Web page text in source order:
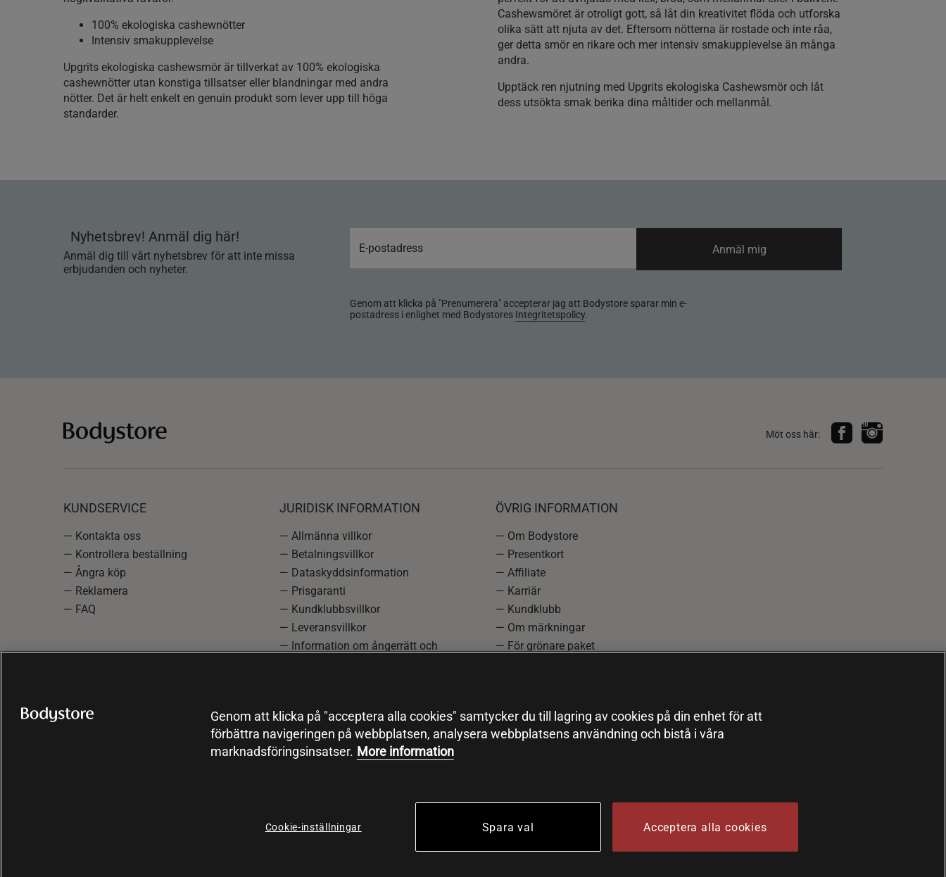
100% ekologiska cashewnötter
Intensiv smakupplevelse
Upgrits ekologiska cashewsmör är tillverkat av 100% ekologiska
cashewnötter utan konstiga tillsatser eller blandningar med andra
nötter. Det är helt enkelt en genuin produkt som lever upp till höga
standarder.
Cashewsmöret är otroligt gott, så låt din kreativitet flöda och utforska
olika sätt att njuta av det. Eftersom nötterna är rostade och inte råa,
ger detta smör en rikare och mer intensiv smakupplevelse än många
andra.
Upptäck ren njutning med Upgrits ekologiska Cashewsmör och låt
dess utsökta smak berika dina måltider och mellanmål.
Nyhetsbrev! Anmäl dig här!
Anmäl dig till vårt nyhetsbrev för att inte missa
erbjudanden och nyheter.
Genom att klicka på "Prenumerera" accepterar jag att Bodystore sparar min e-
postadress i enlighet med Bodystores Integritetspolicy.
Anmäl mig
Möt oss här:
KUNDSERVICE
— Kontakta oss
— Kontrollera beställning
— Ångra köp
— Reklamera
— FAQ
JURIDISK INFORMATION
— Allmänna villkor
— Betalningsvillkor
— Dataskyddsinformation
— Prisgaranti
— Kundklubbsvillkor
— Leveransvillkor
— Information om ångerrätt och
ÖVRIG INFORMATION
— Om Bodystore
— Presentkort
— Affiliate
— Karriär
— Kundklubb
— Om märkningar
— För grönare paket
Genom att klicka på "acceptera alla cookies" samtycker du till lagring av cookies på din enhet för att
förbättra navigeringen på webbplatsen, analysera webbplatsens användning och bistå i våra
marknadsföringsinsatser. More information
Cookie-inställningar Spara val Acceptera alla cookies